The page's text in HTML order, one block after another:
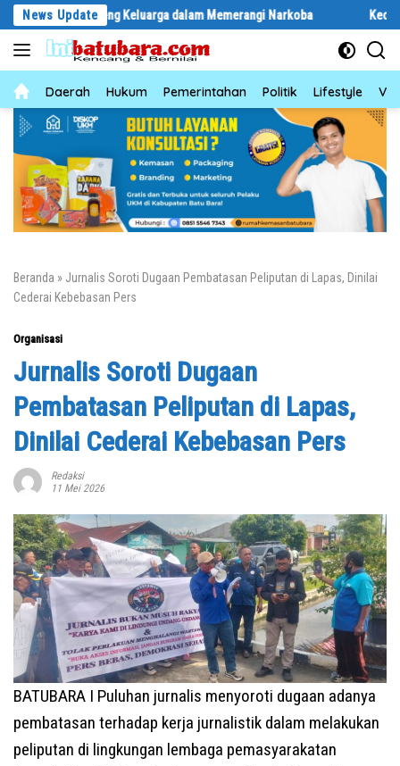
Langsung
konten
News Update
Benteng Keluarga dalam Memerangi Narkoba Kecelakaan Lalu
NewsDaerah Hukum Pemerintahan Politik Lifestyle
Beranda » Jurnalis Soroti Dugaan Pembatasan Peliputan di Lapas, Dinilai
Cederai Kebebasan Pers
Organisasi
Jurnalis Soroti Dugaan
Pembatasan Peliputan di Lapas,
Dinilai Cederai Kebebasan Pers
Redaksi
11 Mei 2026
BATUBARA I Puluhan jurnalis menyoroti dugaan adanya
pembatasan terhadap kerja jurnalistik dalam melakukan
peliputan di lingkungan lembaga pemasyarakatan